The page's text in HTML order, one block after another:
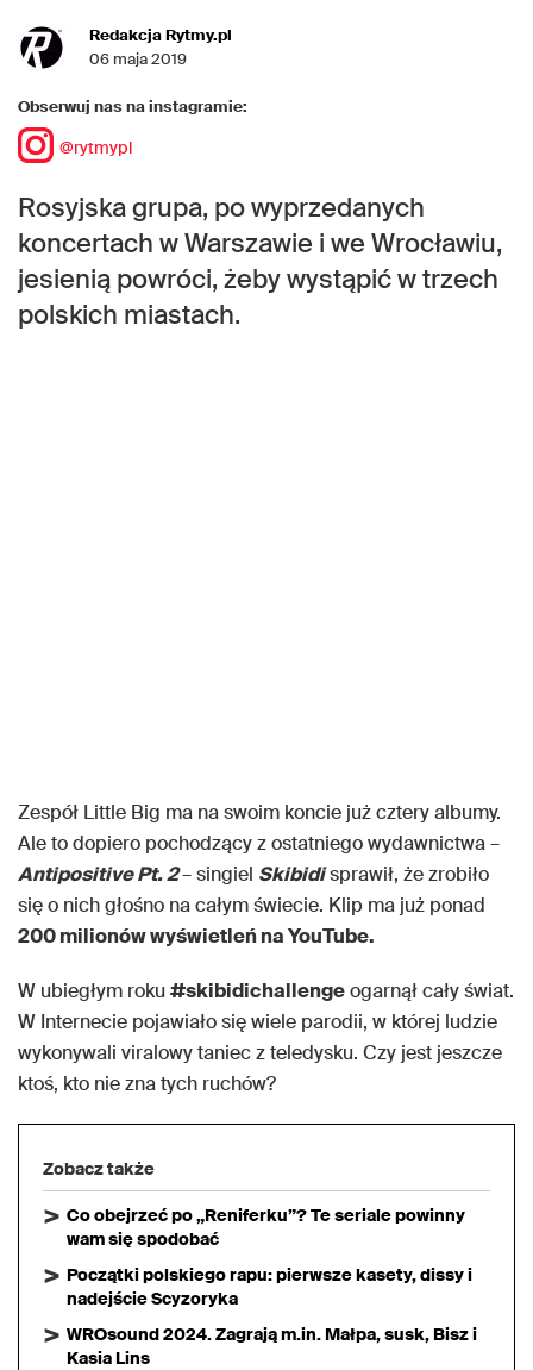
Redakcja Rytmy.pl
06 maja 2019
Obserwuj nas na instagramie:
@rytmypl
Rosyjska grupa, po wyprzedanych
koncertach w Warszawie i we Wrocławiu,
jesienią powróci, żeby wystąpić w trzech
polskich miastach.
Zespół Little Big ma na swoim koncie już cztery albumy.
Ale to dopiero pochodzący z ostatniego wydawnictwa –
Antipositive Pt. 2– singiel Skibidisprawił, że zrobiło
się o nich głośno na całym świecie. Klip ma już ponad
200 milionów wyświetleń na YouTube.
W ubiegłym roku #skibidichallengeogarnął cały świat.
W Internecie pojawiało się wiele parodii, w której ludzie
wykonywali viralowy taniec z teledysku. Czy jest jeszcze
ktoś, kto nie zna tych ruchów?
Zobacz także
Co obejrzeć po „Reniferku”? Te seriale powinny
wam się spodobać
Początki polskiego rapu: pierwsze kasety, dissy i
nadejście Scyzoryka
WROsound 2024. Zagrają m.in. Małpa, susk, Bisz i
Kasia Lins